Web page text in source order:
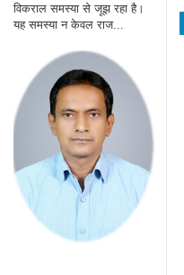
विकराल समस्या से जूझ रहा है।
यह समस्या न केवल राज...